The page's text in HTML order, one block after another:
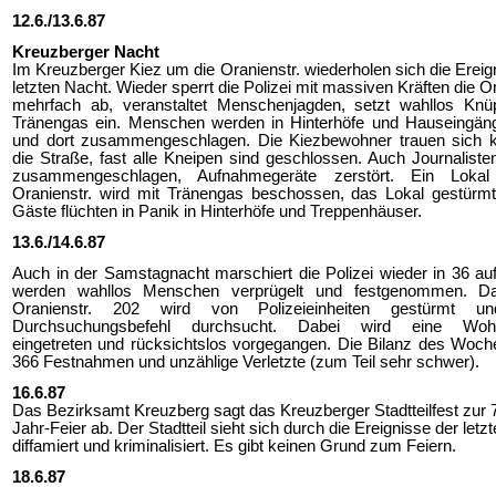
12.6./13.6.87
Kreuzberger Nacht
Im Kreuzberger Kiez um die Oranienstr. wiederholen sich die
letzten Nacht. Wieder sperrt die Polizei mit massiven Kräften die
mehrfach ab, veranstaltet Menschenjagden, setzt wahllos
Tränengas ein. Menschen werden in Hinterhöfe und
und dort zusammengeschlagen. Die Kiezbewohner trauen sich
die Straße, fast alle Kneipen sind geschlossen. Auch
zusammengeschlagen, Aufnahmegeräte zerstört. Ein
Oranienstr. wird mit Tränengas beschossen, das Lokal
Gäste flüchten in Panik in Hinterhöfe und Treppenhäuser.
13.6./14.6.87
Auch in der Samstagnacht marschiert die Polizei wieder in 36
werden wahllos Menschen verprügelt und festgenommen.
Oranienstr. 202 wird von Polizeieinheiten gestürmt
Durchsuchungsbefehl durchsucht. Dabei wird eine
eingetreten und rücksichtslos vorgegangen. Die Bilanz des
366 Festnahmen und unzählige Verletzte (zum Teil sehr schwer).
16.6.87
Das Bezirksamt Kreuzberg sagt das Kreuzberger Stadtteilfest zur
Jahr-Feier ab. Der Stadtteil sieht sich durch die Ereignisse der
diffamiert und kriminalisiert. Es gibt keinen Grund zum Feiern.
18.6.87